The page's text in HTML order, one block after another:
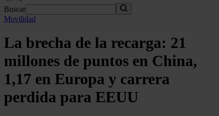
Buscar
Movilidad
La brecha de la recarga: 21
millones de puntos en China,
1,17 en Europa y carrera
perdida para EEUU